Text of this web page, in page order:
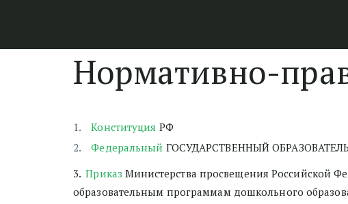
Нормативно-
Конституция РФ
Федеральный ГОСУДАРСТВЕННЫЙ
3. Приказ Министерства просвещения Российской
образовательным программам дошкольного